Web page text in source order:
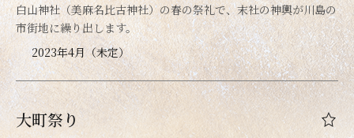
白山神社（美麻名比古神社）の春の祭礼で、末社の神輿が川島の
市街地に繰り出します。
2023年4月（未定）
大町祭り